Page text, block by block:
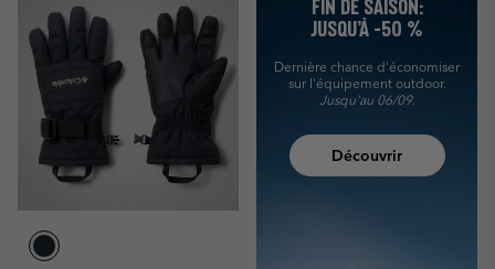
FIN DE SAISON:
JUSQU’À -50 %
Dernière chance d'économiser
sur l'équipement outdoor.
Jusqu'au 06/09.
Découvrir